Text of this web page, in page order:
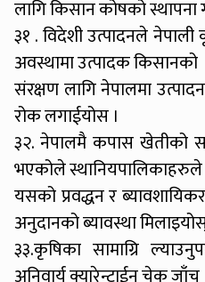
लागि किसान कोषको स्थापना
३१ . विदेशी उत्पादनले
अवस्थामा उत्पादक किसानको
संरक्षण लागि नेपालमा
रोक लगाईयोस ।
३२. नेपालमै कपास खेतीको
भएकोले स्थानियपालिकाहरुले
यसको प्रवद्धन र
अनुदानको ब्यावस्था
३३.कृषिका सामाग्रि